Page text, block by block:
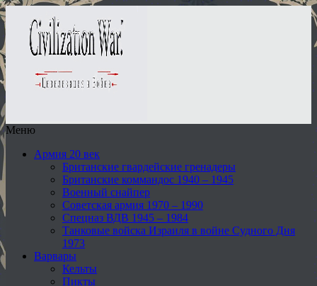
Меню
Армия 20 век
Британские гвардейские гренадеры
Британские коммандос 1940 – 1945
Военный снайпер
Советская армия 1970 – 1990
Спецназ ВДВ 1945 – 1984
Танковые войска Израиля в войне Судного Дня
1973
Варвары
Кельты
Пикты